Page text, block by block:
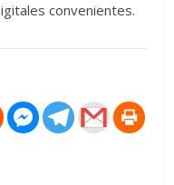
convenientes.